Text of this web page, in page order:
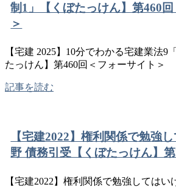
制1」【くぼたっけん】第460
＞
【宅建 2025】10分でわかる宅建業法9
たっけん】第460回＜フォーサイト＞
記事を読む
【宅建2022】権利関係で勉強
野 債務引受【くぼたっけん】第
【宅建2022】権利関係で勉強しては